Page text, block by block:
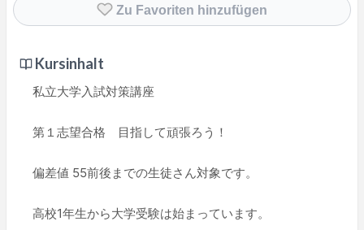
Zu Favoriten hinzufügen
Kursinhalt
私立大学入試対策講座
第１志望合格 目指して頑張ろう！
偏差値 55前後までの生徒さん対象です。
高校1年生から大学受験は始まっています。